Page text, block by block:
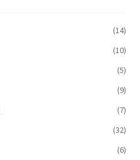
(14)
(10)
(5)
(9)
(7)
(32)
(6)